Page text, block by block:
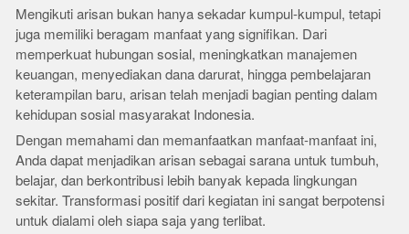
Mengikuti arisan bukan hanya sekadar kumpul-kumpul, tetapi
juga memiliki beragam manfaat yang signifikan. Dari
memperkuat hubungan sosial, meningkatkan manajemen
keuangan, menyediakan dana darurat, hingga pembelajaran
keterampilan baru, arisan telah menjadi bagian penting dalam
kehidupan sosial masyarakat Indonesia.
Dengan memahami dan memanfaatkan manfaat-manfaat ini,
Anda dapat menjadikan arisan sebagai sarana untuk tumbuh,
belajar, dan berkontribusi lebih banyak kepada lingkungan
sekitar. Transformasi positif dari kegiatan ini sangat berpotensi
untuk dialami oleh siapa saja yang terlibat.